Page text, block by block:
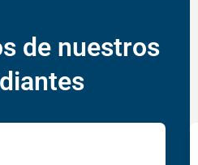
de nuestros